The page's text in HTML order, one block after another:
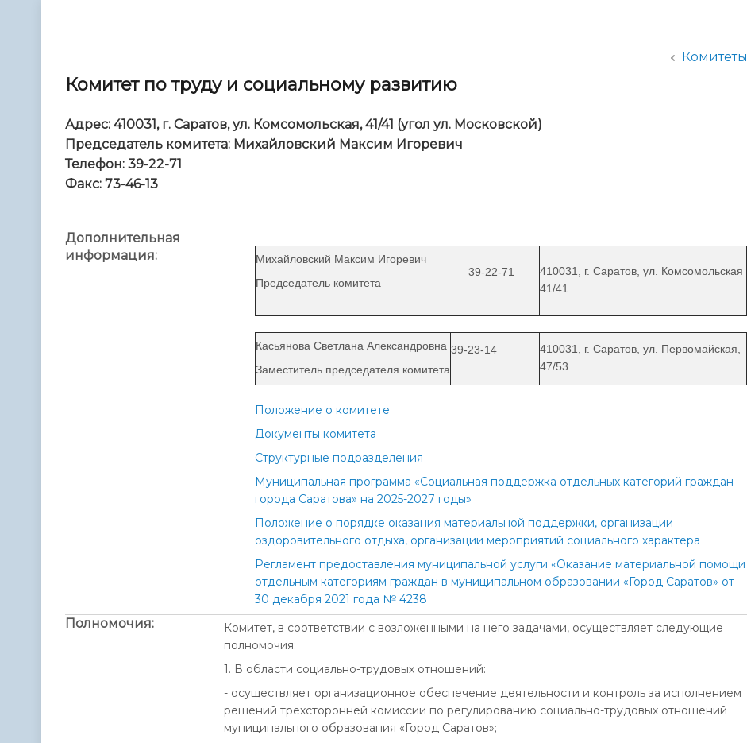
Комитеты
Комитет по труду и социальному развитию
Адрес: 410031, г. Саратов, ул. Комсомольская, 41/41 (угол ул. Московской)
Председатель комитета: Михайловский Максим Игоревич
Телефон: 39-22-71
Факс: 73-46-13
Дополнительная
информация:
Михайловский Максим Игоревич
Председатель комитета
39-22-71
410031, г. Саратов, ул. Комсомольская
41/41
Касьянова Светлана Александровна
Заместитель председателя комитета
39-23-14
410031, г. Саратов, ул. Первомайская,
47/53
Положение о комитете
Документы комитета
Структурные подразделения
Муниципальная программа «Социальная поддержка отдельных категорий граждан
города Саратова» на 2025-2027 годы»
Положение о порядке оказания материальной поддержки, организации
оздоровительного отдыха, организации мероприятий социального характера
Регламент предоставления муниципальной услуги «Оказание материальной помощи
отдельным категориям граждан в муниципальном образовании «Город Саратов» от
30 декабря 2021 года № 4238
Полномочия:
Комитет, в соответствии с возложенными на него задачами, осуществляет следующие
полномочия:
1. В области социально-трудовых отношений:
- осуществляет организационное обеспечение деятельности и контроль за исполнением
решений трехсторонней комиссии по регулированию социально-трудовых отношений
муниципального образования «Город Саратов»;